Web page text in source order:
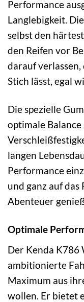
Performance
Langlebigkeit.
selbst den
den Reifen vor
darauf verlassen,
Stich lässt, egal
Die spezielle
optimale
langen
Performance
und ganz auf
Abenteuer
Optimale
Der Kenda K786
ambitionierte
Maximum aus
wollen. Er bietet